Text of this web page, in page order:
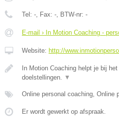
Tel: - , Fax: - , BTW-nr: -
E-mail › In Motion Coaching -
Website: http://
In Motion Coaching helpt je bij
doelstellingen.
▼
Online personal coaching, Online
Er wordt gewerkt op afspraak.